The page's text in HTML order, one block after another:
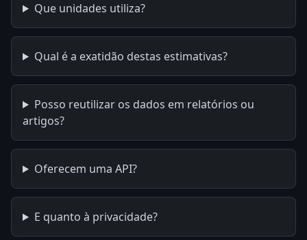
Que unidades utiliza?
Qual é a exatidão destas estimativas?
Posso reutilizar os dados em relatórios ou
artigos?
Oferecem uma API?
E quanto à privacidade?